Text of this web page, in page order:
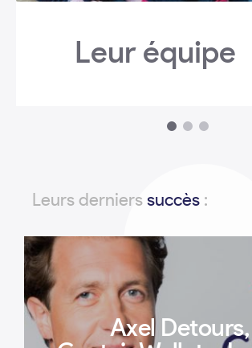
Leur équipe
1 2 3
Leurs derniers succès :
Axel Detours,